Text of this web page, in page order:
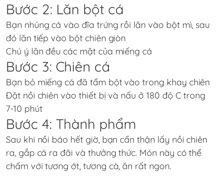
Bước 2: Lăn bột cá
Bạn nhúng cá vào đĩa trứng rồi lăn vào bột mì, sau
đó lăn tiếp vào bột chiên giòn
Chú ý lăn đều các mặt của miếng cá
Bước 3: Chiên cá
Bạn bỏ miếng cá đã tẩm bột vào trong khay chiên
Đặt nồi chiên vào thiết bị và nấu ở 180 độ C trong
7-10 phút
Bước 4: Thành phẩm
Sau khi nồi báo hết giờ, bạn cẩn thận lấy nồi chiên
ra, gắp cá ra đãi và thưởng thức. Món này có thể
chấm với tương ớt, tương cà, ăn rất ngon.